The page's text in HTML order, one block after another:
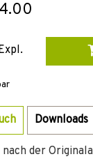
Downloads
der